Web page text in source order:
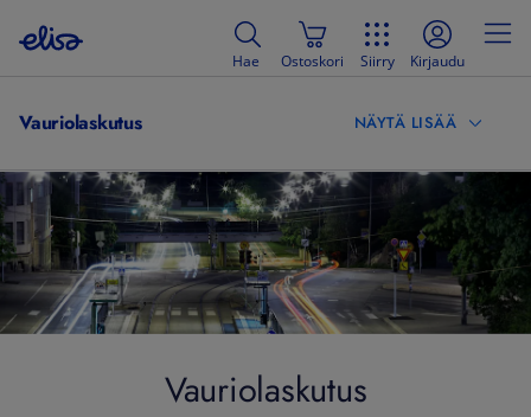
Hae Ostoskori Siirry Kirjaudu
Vauriolaskutus NÄYTÄ LISÄÄ
Vauriolaskutus